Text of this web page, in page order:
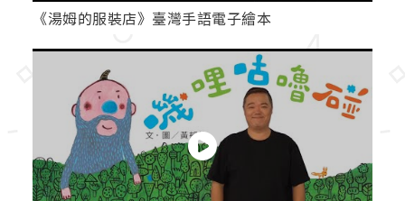
《湯姆的服裝店》臺灣手語電子繪本